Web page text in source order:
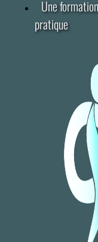
Une
pratique